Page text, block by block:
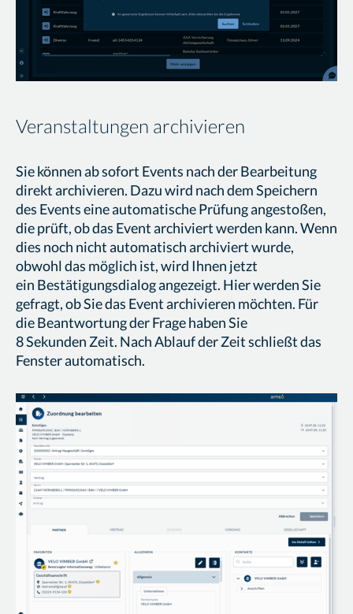
Veranstaltungen archivieren
Sie können ab sofort Events nach der Bearbeitung
direkt archivieren. Dazu wird nach dem Speichern
des Events eine automatische Prüfung angestoßen,
die prüft, ob das Event archiviert werden kann. Wenn
dies noch nicht automatisch archiviert wurde,
obwohl das möglich ist, wird Ihnen jetzt
ein Bestätigungsdialog angezeigt. Hier werden Sie
gefragt, ob Sie das Event archivieren möchten. Für
die Beantwortung der Frage haben Sie
8 Sekunden Zeit. Nach Ablauf der Zeit schließt das
Fenster automatisch.